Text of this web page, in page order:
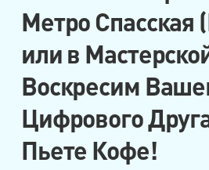
Метро Спасская
или в
Воскресим
Цифрового
Пьете Кофе!